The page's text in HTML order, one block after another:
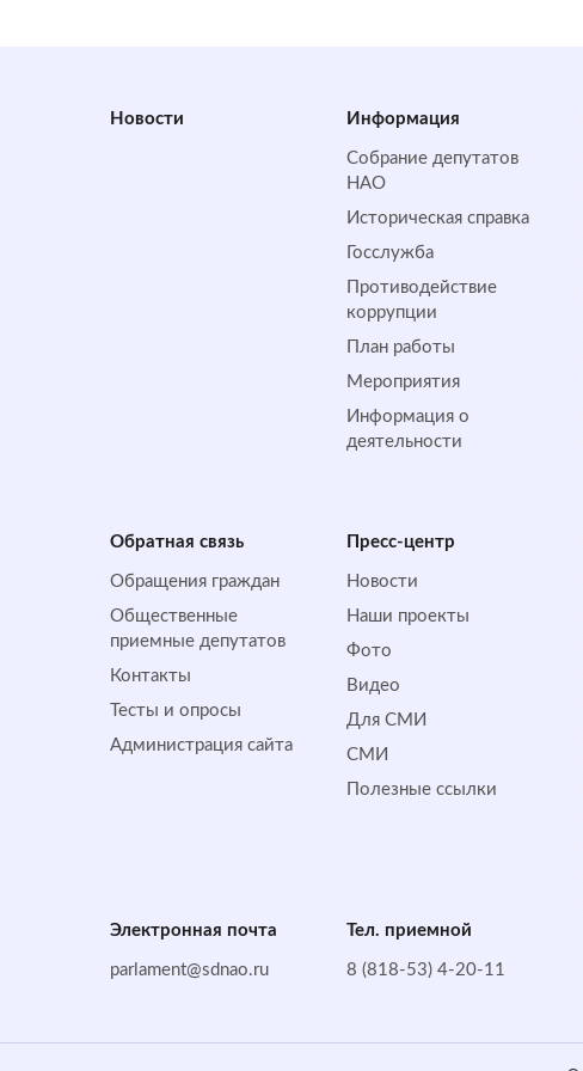
Новости Информация
Собрание депутатов
НАО
Историческая справка
Госслужба
Противодействие
коррупции
План работы
Мероприятия
Информация о
деятельности
Обратная cвязь
Обращения граждан
Общественные
приемные депутатов
Контакты
Тесты и опросы
Администрация сайта
Пресс-центр
Новости
Наши проекты
Фото
Видео
Для СМИ
СМИ
Полезные ссылки
Электронная почта
parlament@sdnao.ru
Тел. приемной
8 (818-53) 4-20-11